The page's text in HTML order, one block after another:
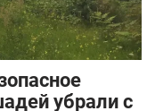
убрали с